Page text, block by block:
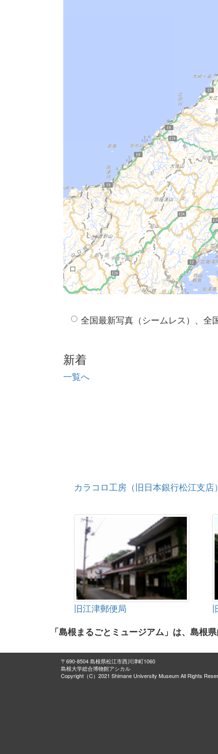
全国最新写真（シームレス）、全
新着
一覧へ
カラコロ工房（旧日本銀行松江支店
旧江津郵便局
「島根まるごとミュージアム」は、島根
〒690-8504 島根県松江市西川津町1060
島根大学総合博物館アシカル
Copyright（C）2021 Shimane University Museum All Rights